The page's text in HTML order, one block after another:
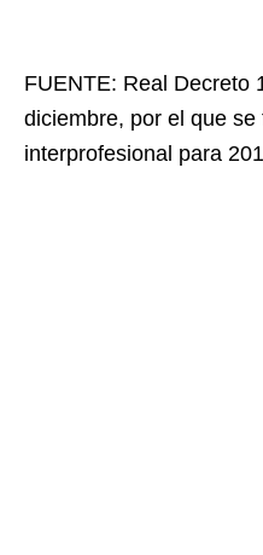
FUENTE: Real Decreto
diciembre, por el que
interprofesional para